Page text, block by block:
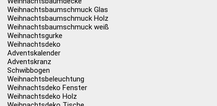
Weihnachtsbaumschmuck Glas
Weihnachtsbaumschmuck Holz
Weihnachtsbaumschmuck weiß
Weihnachtsgurke
Weihnachtsdeko
Adventskalender
Adventskranz
Schwibbogen
Weihnachtsbeleuchtung
Weihnachtsdeko Fenster
Weihnachtsdeko Holz